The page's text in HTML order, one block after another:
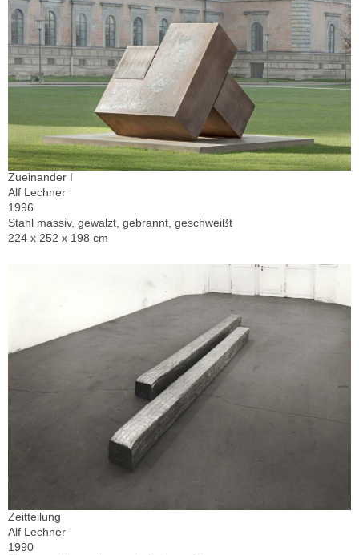
Zueinander I
Alf Lechner
1996
Stahl massiv, gewalzt, gebrannt, geschweißt
224 x 252 x 198 cm
Zeitteilung
Alf Lechner
1990